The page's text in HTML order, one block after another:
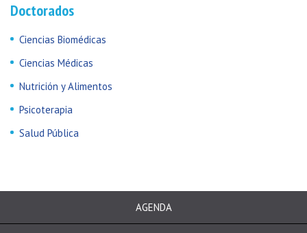
Doctorados
Ciencias Biomédicas
Ciencias Médicas
Nutrición y Alimentos
Psicoterapia
Salud Pública
AGENDA